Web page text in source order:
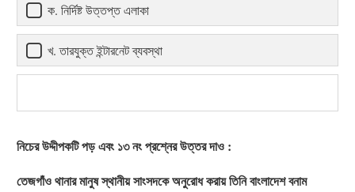
ক. নির্দিষ্ট উত্তপ্ত এলাকা
খ. তারযুক্ত ইন্টারনেট ব্যবস্থা
নিচের উদ্দীপকটি পড় এবং ১৩ নং প্রশ্নের উত্তর দাও :
তেজগাঁও থানার মানুষ স্থানীয় সাংসদকে অনুরোধ করায় তিনি বাংলাদেশ বনাম